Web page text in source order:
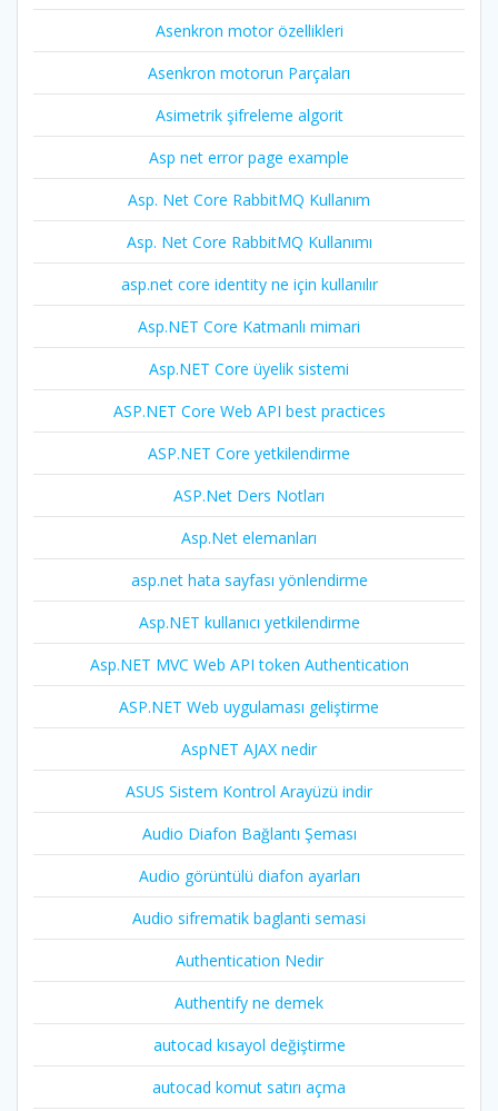
Asenkron motor özellikleri
Asenkron motorun Parçaları
Asimetrik şifreleme algorit
Asp net error page example
Asp. Net Core RabbitMQ Kullanım
Asp. Net Core RabbitMQ Kullanımı
asp.net core identity ne için kullanılır
Asp.NET Core Katmanlı mimari
Asp.NET Core üyelik sistemi
ASP.NET Core Web API best practices
ASP.NET Core yetkilendirme
ASP.Net Ders Notları
Asp.Net elemanları
asp.net hata sayfası yönlendirme
Asp.NET kullanıcı yetkilendirme
Asp.NET MVC Web API token Authentication
ASP.NET Web uygulaması geliştirme
AspNET AJAX nedir
ASUS Sistem Kontrol Arayüzü indir
Audio Diafon Bağlantı Şeması
Audio görüntülü diafon ayarları
Audio sifrematik baglanti semasi
Authentication Nedir
Authentify ne demek
autocad kısayol değiştirme
autocad komut satırı açma